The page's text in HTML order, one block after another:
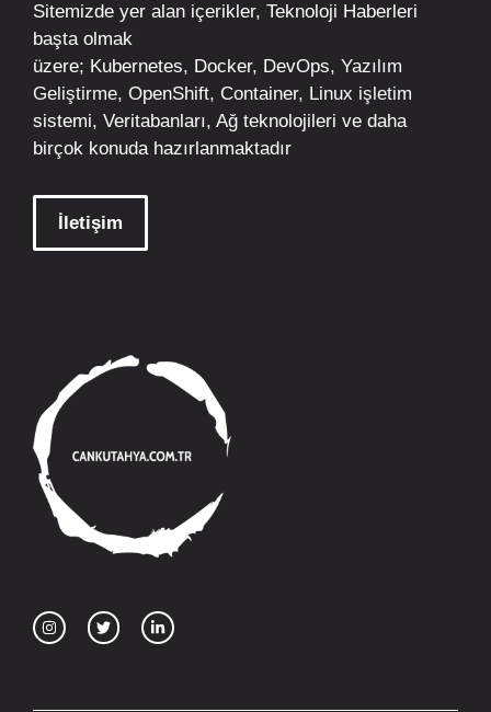
Sitemizde yer alan içerikler, Teknoloji Haberleri
başta olmak
üzere; Kubernetes, Docker, DevOps, Yazılım
Geliştirme, OpenShift, Container, Linux işletim
sistemi, Veritabanları, Ağ teknolojileri ve daha
birçok konuda hazırlanmaktadır
İletişim